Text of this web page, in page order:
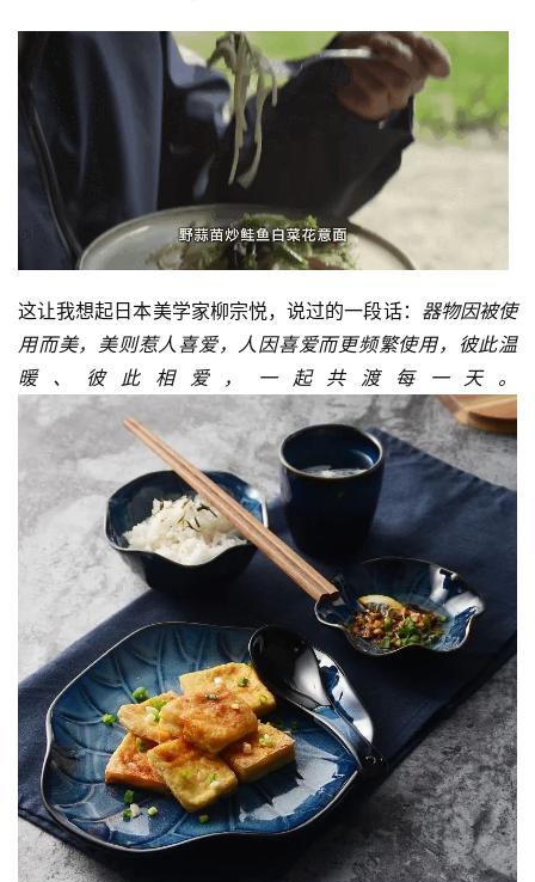
这让我想起日本美学家柳宗悦，说过的一段话： 器物因被使
用而美，美则惹人喜爱，人因喜爱而更频繁使用，彼此温
暖、彼此相爱，一起共渡每一天。